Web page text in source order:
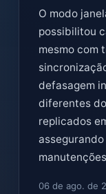
O modo
possibilitou
mesmo com
defasagem
diferentes
replicados
06 de ago. de